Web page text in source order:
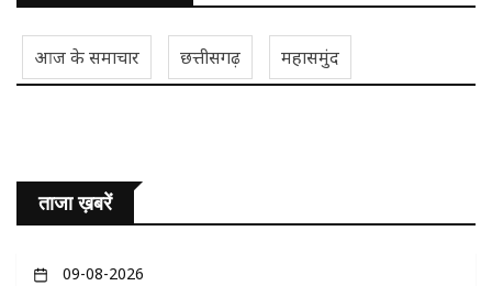
आज के समाचार छत्तीसगढ़ महासमुंद
ताजा ख़बरें
09-08-2026